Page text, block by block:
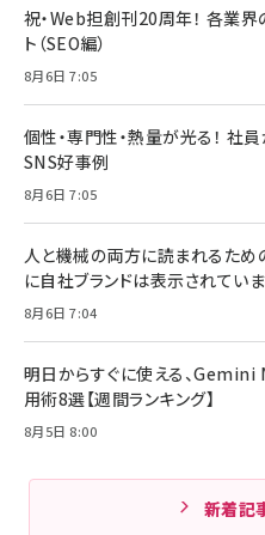
祝・Web担創刊20周年！ 各業
ト（SEO編）
8月6日 7:05
個性・専門性・熱量が光る！ 社
SNS好事例
8月6日 7:05
人と機械の両方に読まれるため
に自社ブランドは表示されてい
8月6日 7:04
明日からすぐに使える、
用術8選【週間ランキング】
8月5日 8:00
新着記